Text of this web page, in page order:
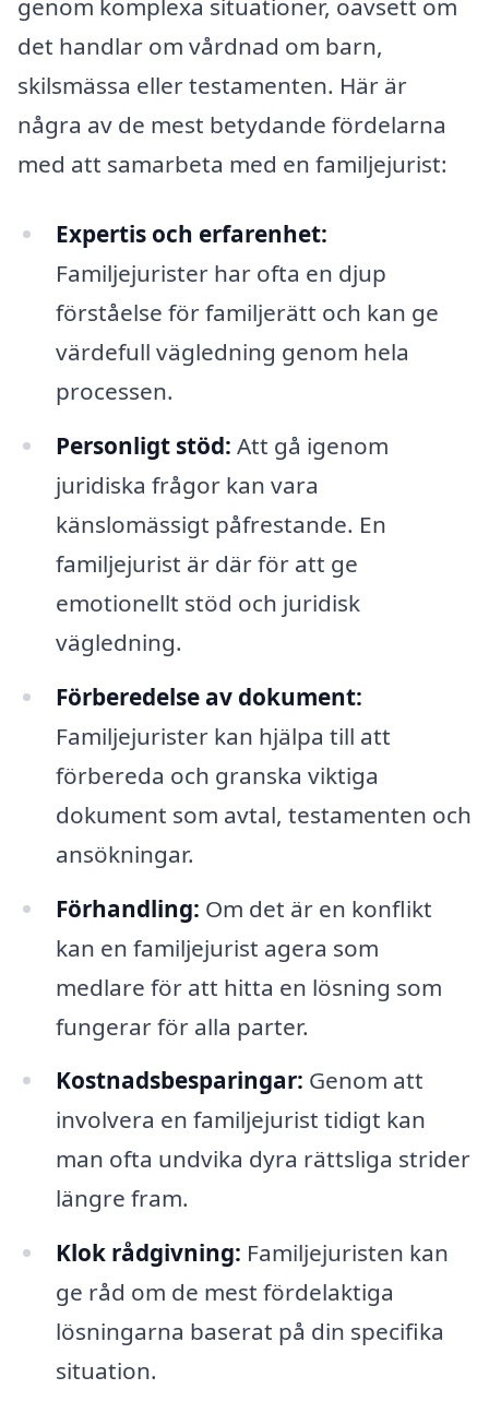
genom komplexa situationer, oavsett om
det handlar om vårdnad om barn,
skilsmässa eller testamenten. Här är
några av de mest betydande fördelarna
med att samarbeta med en familjejurist:
Expertis och erfarenhet:
Familjejurister har ofta en djup
förståelse för familjerätt och kan ge
värdefull vägledning genom hela
processen.
Personligt stöd: Att gå igenom
juridiska frågor kan vara
känslomässigt påfrestande. En
familjejurist är där för att ge
emotionellt stöd och juridisk
vägledning.
Förberedelse av dokument:
Familjejurister kan hjälpa till att
förbereda och granska viktiga
dokument som avtal, testamenten och
ansökningar.
Förhandling: Om det är en konflikt
kan en familjejurist agera som
medlare för att hitta en lösning som
fungerar för alla parter.
Kostnadsbesparingar: Genom att
involvera en familjejurist tidigt kan
man ofta undvika dyra rättsliga strider
längre fram.
Klok rådgivning: Familjejuristen kan
ge råd om de mest fördelaktiga
lösningarna baserat på din specifika
situation.